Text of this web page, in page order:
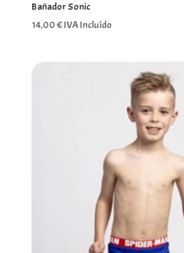
Bañador Sonic
14,00€IVA Incluído